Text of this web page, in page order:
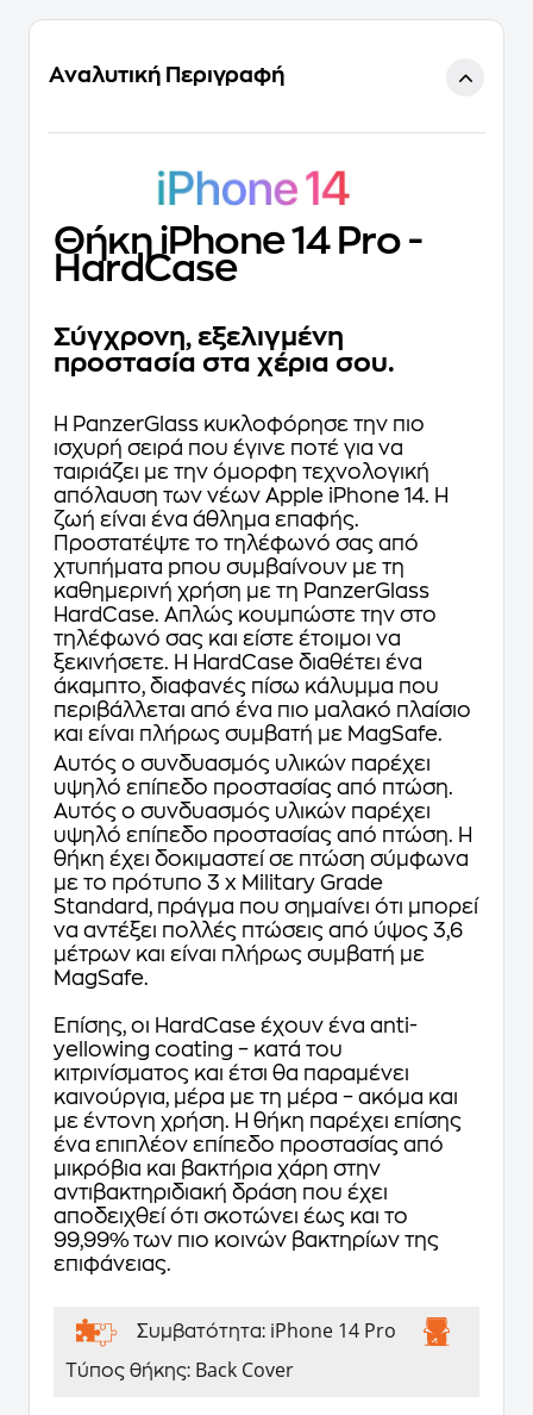
Αναλυτική Περιγραφή
Θήκη iPhone 14 Pro -
HardCase
Σύγχρονη, εξελιγμένη
προστασία στα χέρια σου.
Η PanzerGlass κυκλοφόρησε την πιο
ισχυρή σειρά που έγινε ποτέ για να
ταιριάζει με την όμορφη τεχνολογική
απόλαυση των νέων Apple iPhone 14. Η
ζωή είναι ένα άθλημα επαφής.
Προστατέψτε το τηλέφωνό σας από
χτυπήματα pπου συμβαίνουν με τη
καθημερινή χρήση με τη PanzerGlass
HardCase. Απλώς κουμπώστε την στο
τηλέφωνό σας και είστε έτοιμοι να
ξεκινήσετε. Η HardCase διαθέτει ένα
άκαμπτο, διαφανές πίσω κάλυμμα που
περιβάλλεται από ένα πιο μαλακό πλαίσιο
και είναι πλήρως συμβατή με MagSafe.
Αυτός ο συνδυασμός υλικών παρέχει
υψηλό επίπεδο προστασίας από πτώση.
Αυτός ο συνδυασμός υλικών παρέχει
υψηλό επίπεδο προστασίας από πτώση. Η
θήκη έχει δοκιμαστεί σε πτώση σύμφωνα
με το πρότυπο 3 x Military Grade
Standard, πράγμα που σημαίνει ότι μπορεί
να αντέξει πολλές πτώσεις από ύψος 3,6
μέτρων και είναι πλήρως συμβατή με
MagSafe.
Επίσης, οι HardCase έχουν ένα anti-
yellowing coating – κατά του
κιτρινίσματος και έτσι θα παραμένει
καινούργια, μέρα με τη μέρα – ακόμα και
με έντονη χρήση. Η θήκη παρέχει επίσης
ένα επιπλέον επίπεδο προστασίας από
μικρόβια και βακτήρια χάρη στην
αντιβακτηριδιακή δράση που έχει
αποδειχθεί ότι σκοτώνει έως και το
99,99% των πιο κοινών βακτηρίων της
επιφάνειας.
Συμβατότητα: iPhone 14 Pro
Τύπος θήκης: Back Cover